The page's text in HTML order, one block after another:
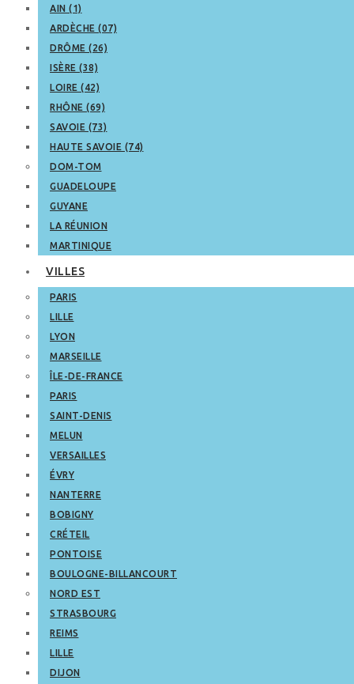
AIN (1)
ARDÈCHE (07)
DRÔME (26)
ISÈRE (38)
LOIRE (42)
RHÔNE (69)
SAVOIE (73)
HAUTE SAVOIE (74)
DOM-TOM
GUADELOUPE
GUYANE
LA RÉUNION
MARTINIQUE
VILLES
PARIS
LILLE
LYON
MARSEILLE
ÎLE-DE-FRANCE
PARIS
SAINT-DENIS
MELUN
VERSAILLES
ÉVRY
NANTERRE
BOBIGNY
CRÉTEIL
PONTOISE
BOULOGNE-BILLANCOURT
NORD EST
STRASBOURG
REIMS
LILLE
DIJON